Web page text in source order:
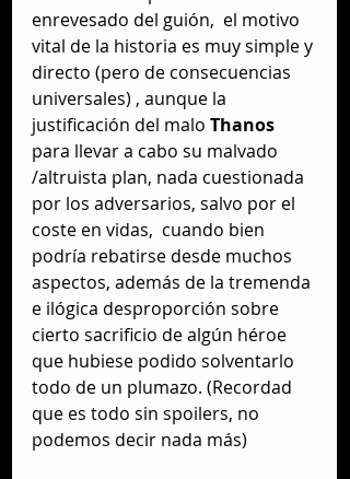
enrevesado del guión,  el motivo
vital de la historia es muy simple y
directo (pero de consecuencias
universales) , aunque la
justificación del malo Thanos
para llevar a cabo su malvado
/altruista plan, nada cuestionada
por los adversarios, salvo por el
coste en vidas,  cuando bien
podría rebatirse desde muchos
aspectos, además de la tremenda
e ilógica desproporción sobre
cierto sacrificio de algún héroe
que hubiese podido solventarlo
todo de un plumazo. (Recordad
que es todo sin spoilers, no
podemos decir nada más)